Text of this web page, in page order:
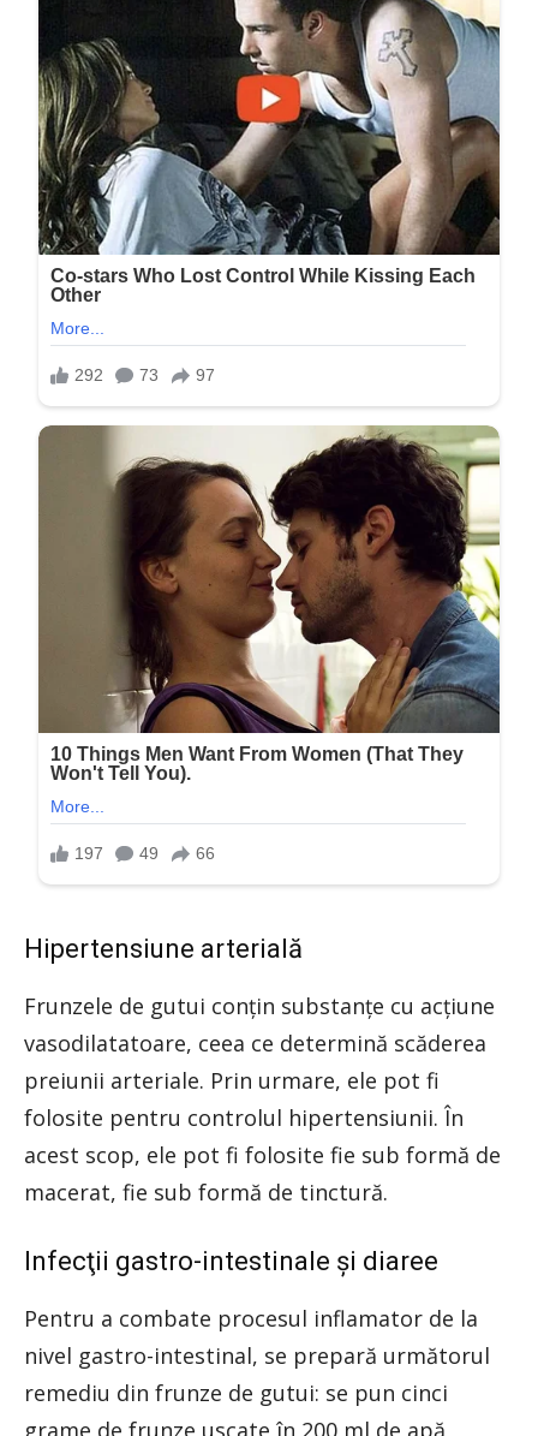
Hipertensiune arterială
Frunzele de gutui conţin substanţe cu acţiune
vasodilatatoare, ceea ce determină scăderea
preiunii arteriale. Prin urmare, ele pot fi
folosite pentru controlul hipertensiunii. În
acest scop, ele pot fi folosite fie sub formă de
macerat, fie sub formă de tinctură.
Infecţii gastro-intestinale şi diaree
Pentru a combate procesul inflamator de la
nivel gastro-intestinal, se prepară următorul
remediu din frunze de gutui: se pun cinci
grame de frunze uscate în 200 ml de apă